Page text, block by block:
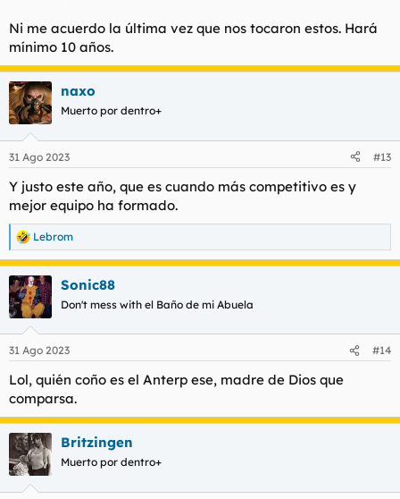
Ni me acuerdo la última vez que nos tocaron estos. Hará
mínimo 10 años.
naxo
Muerto por dentro+
31 Ago 2023 #13
Y justo este año, que es cuando más competitivo es y
mejor equipo ha formado.
R
e
a
c
c
i
e
:
Lebrom
Sonic88
Don't mess with el Baño de mi Abuela
31 Ago 2023 #14
Lol, quién coño es el Anterp ese, madre de Dios que
comparsa.
Britzingen
Muerto por dentro+